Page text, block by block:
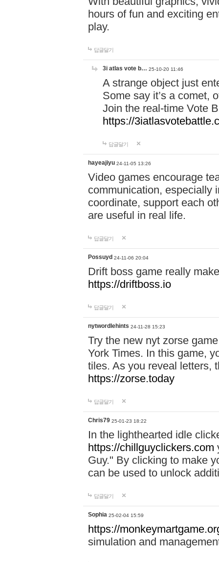
hours of fun and exciting
play.
답글달기
3i atlas vote b… 25-10-20 11:46
A strange object just
Some say it’s a comet,
Join the real-time Vote
https://
답글달기
hayeajiyu 24-11-05 13:26
Video games encourage
communication, especially
coordinate, support each
are useful in real life.
답글달기
Possuyd 24-11-06 20:04
Drift boss game really
https://driftboss.io
답글달기
nytwordlehints 24-11-28 15:23
Try the new nyt zorse
York Times. In this game,
tiles. As you reveal letters,
https://zorse.today
답글달기
Chris79 25-01-23 18:22
In the lighthearted idle
https://chillguyclickers.com
Guy." By clicking to make
can be used to unlock
답글달기
Sophia 25-02-04 15:59
https://
simulation and